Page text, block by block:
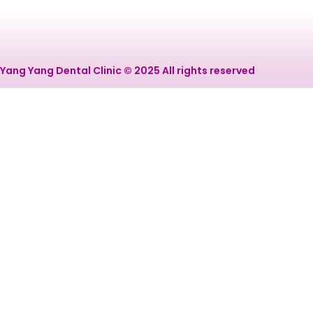
Yang Yang Dental Clinic © 2025 All rights reserved